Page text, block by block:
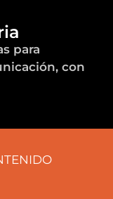
para
con